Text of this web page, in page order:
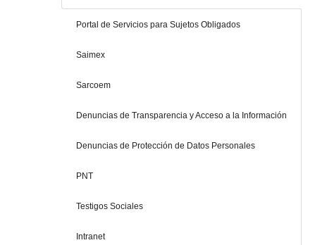
Portal de Servicios para Sujetos Obligados
Saimex
Sarcoem
Denuncias de Transparencia y Acceso a la Información
Denuncias de Protección de Datos Personales
PNT
Testigos Sociales
Intranet